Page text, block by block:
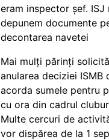
eram inspector șef. ISJ
depunem documente
decontarea navetei
Mai mulți părinți
anularea deciziei ISMB
acorda sumele pentru
cu ora din cadrul
Multe cercuri de
vor dispărea de la 1